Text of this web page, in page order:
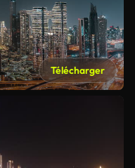
Télécharger